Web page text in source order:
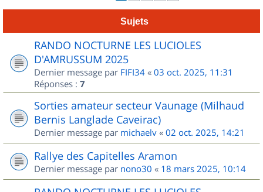
Sujets
RANDO NOCTURNE LES LUCIOLES
D'AMRUSSUM 2025
Dernier message par FIFI34 « 03 oct. 2025, 11:31
Réponses : 7
Sorties amateur secteur Vaunage (Milhaud
Bernis Langlade Caveirac)
Dernier message par michaelv « 02 oct. 2025, 14:21
Rallye des Capitelles Aramon
Dernier message par nono30 « 18 mars 2025, 10:14